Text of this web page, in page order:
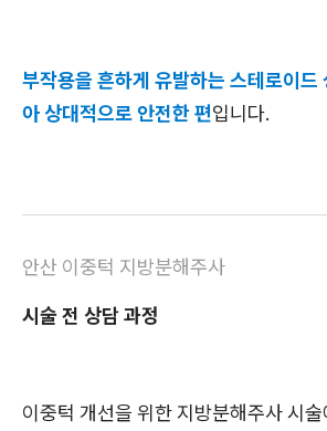
부작용을 흔하게 유발하는 스테로이드
아 상대적으로 안전한 편입니다.
안산 이중턱 지방분해주사
시술 전 상담 과정
이중턱 개선을 위한 지방분해주사 시